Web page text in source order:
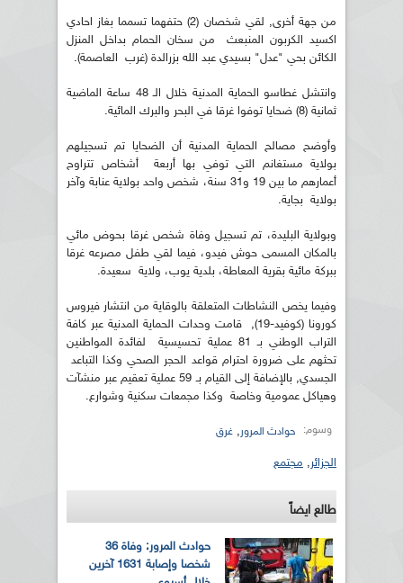
من جهة أخرى, لقي شخصان (2) حتفهما تسمما بغاز احادي
اكسيد الكربون المنبعث من سخان الحمام بداخل المنزل
الكائن بحي "عدل" بسيدي عبد الله بزرالدة (غرب العاصمة).
وانتشل غطاسو الحماية المدنية خلال الـ 48 ساعة الماضية
ثمانية (8) ضحايا توفوا غرقا في البحر والبرك المائية.
وأوضح مصالح الحماية المدنية أن الضحايا تم تسجيلهم
بولاية مستغانم التي توفي بها أربعة أشخاص تتراوح
أعمارهم ما بين 19 و31 سنة، شخص واحد بولاية عنابة وآخر
بولاية بجاية.
وبولاية البليدة، تم تسجيل وفاة شخص غرقا بحوض مائي
بالمكان المسمى حوش فيدو، فيما لقي طفل مصرعه غرقا
ببركة مائية بقرية المعاطة، بلدية يوب، ولاية سعيدة.
وفيما يخص النشاطات المتعلقة بالوقاية من انتشار فيروس
كورونا (كوفيد-19), قامت وحدات الحماية المدنية عبر كافة
التراب الوطني بـ 81 عملية تحسيسية لفائدة المواطنين
تحثهم على ضرورة احترام قواعد الحجر الصحي وكذا التباعد
الجسدي, بالإضافة إلى القيام بـ 59 عملية تعقيم عبر منشآت
وهياكل عمومية وخاصة وكذا مجمعات سكنية وشوارع.
وسوم: حوادث المرور, غرق
الجزائر, مجتمع
طالع ايضاً
حوادث المرور: وفاة 36
شخصا وإصابة 1631 آخرين